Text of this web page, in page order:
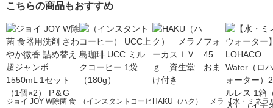
料) 時短 大塚食品
時短 大塚食品
こちらの商品もおすすめ
ジョイ JOY W除菌 食
（インスタントコーヒ HAKU（ハク） メラ 【水・ミネラ